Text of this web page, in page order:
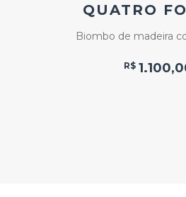
QUATRO
Biombo de madeira
R$